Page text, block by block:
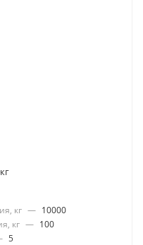
кг — 10000
кг — 100
5